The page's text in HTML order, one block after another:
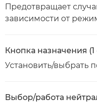
Предотвращает
зависимости от
Кнопка назначения (1
Установить/выбрать
Выбор/работа